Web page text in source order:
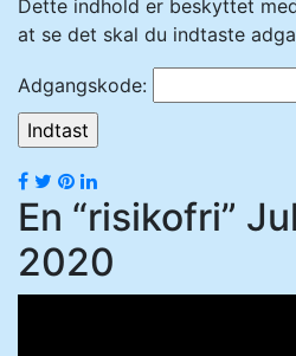
Dette indhold er beskyttet
at se det skal du indtaste
Adgangskode:
En “risikofri”
2020